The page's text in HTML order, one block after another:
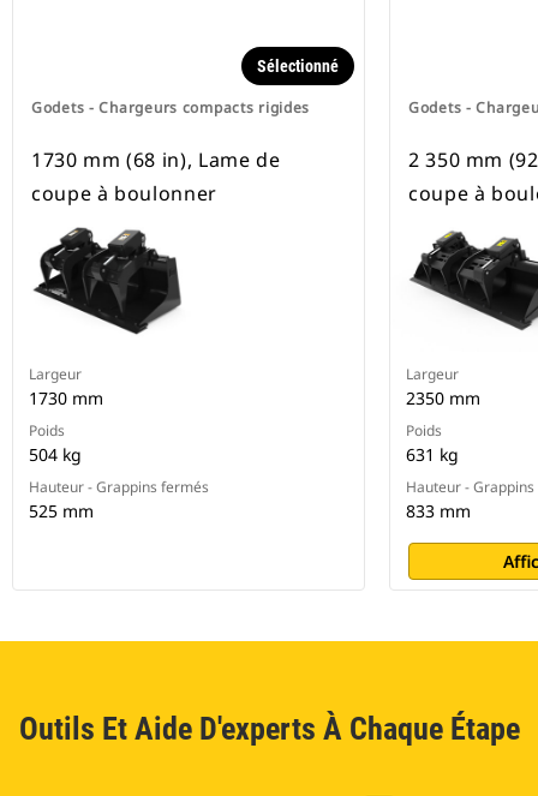
Godets - Chargeurs compacts rigides
Sélectionné
1730 mm (68 in), Lame de
coupe à boulonner
Largeur
1730 mm
Poids
504 kg
Hauteur - Grappins fermés
525 mm
Godets -
2 350 mm
coupe à
Largeur
2350 mm
Poids
631 kg
Hauteur -
833 mm
Outils Et Aide D'experts À Chaque Étape